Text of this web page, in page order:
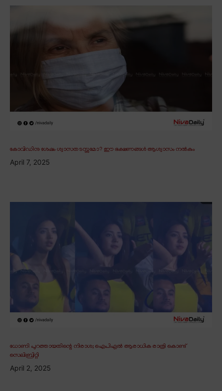
കോവിഡിനു ശേഷം ശ്വാസതടസ്സമോ? ഈ ഭക്ഷണങ്ങൾ ആശ്വാസം നൽകും
April 7, 2025
ധോണി പുറത്തായതിന്റെ നിരാശ; ഐപിഎൽ ആരാധിക രാത്രി കൊണ്ട്
സെലിബ്രിറ്റി
April 2, 2025